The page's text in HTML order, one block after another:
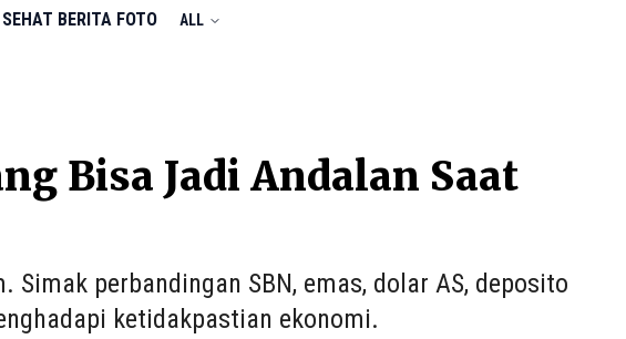
BERITA FOTO ALL
Bisa Jadi Andalan Saat
perbandingan SBN, emas, dolar AS, deposito
ketidakpastian ekonomi.